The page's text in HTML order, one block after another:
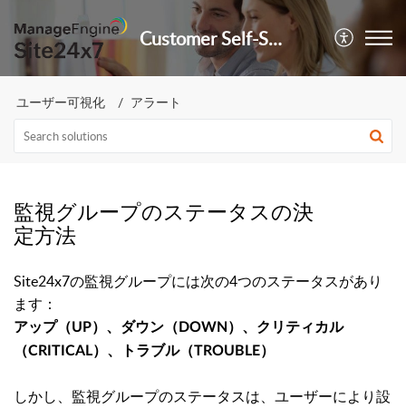
Customer Self-Service Portal
ユーザー可視化 アラート
監視グループのステータスの決
定方法
Site24x7の監視グループには次の4つのステータスがあり
ます：
アップ（UP）、ダウン（DOWN）、クリティカル
（CRITICAL）、トラブル（TROUBLE）
しかし、監視グループのステータスは、ユーザーにより設